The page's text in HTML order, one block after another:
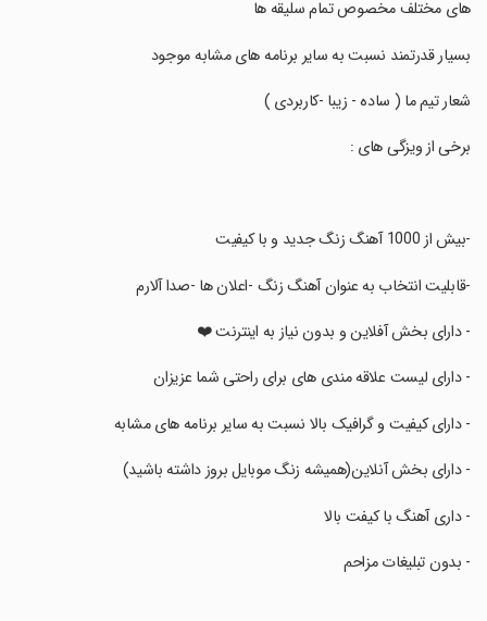
های مختلف مخصوص تمام سلیقه ها
‏بسیار قدرتمند نسبت به سایر برنامه های مشابه موجود
‏شعار تیم ما ( ساده - زیبا -کاربردی )
‏برخی از ویزگی های :
‏-بیش از 1000 آهنگ زنگ جدید و با کیفیت
‏-قابلیت انتخاب به عنوان آهنگ زنگ -اعلان ها -صدا آلارم
‏- دارای بخش آفلاین و بدون نیاز به اینترنت ❤️
‏- دارای لیست علاقه مندی های برای راحتی شما عزیزان
‏- دارای کیفیت و گرافیک بالا نسبت به سایر برنامه های مشابه
‏- دارای بخش آنلاین(همیشه زنگ موبایل بروز داشته باشید)
‏- داری آهنگ با کیفت بالا
‏- بدون تبلیغات مزاحم